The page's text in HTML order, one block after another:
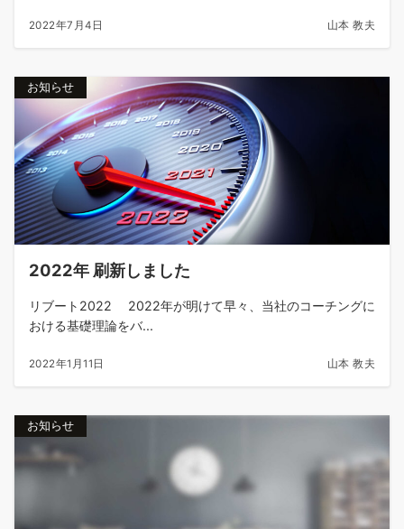
2022年7月4日 山本 教夫
お知らせ
2022年 刷新しました
リブート2022 2022年が明けて早々、当社のコーチングに
おける基礎理論をバ...
2022年1月11日 山本 教夫
お知らせ